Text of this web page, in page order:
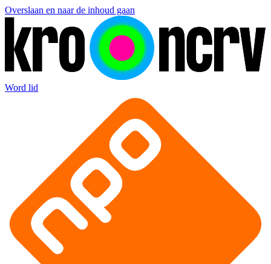
Overslaan en naar de inhoud gaan
Word lid